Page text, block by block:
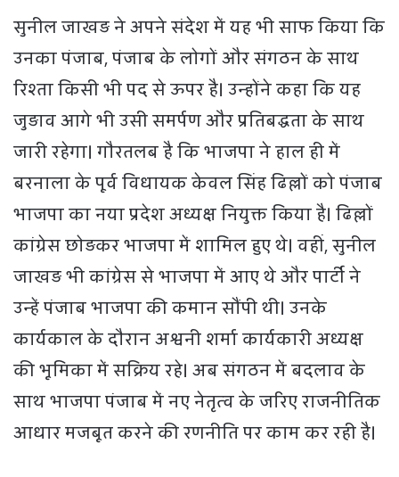
सुनील जाखड़ ने अपने संदेश में यह भी साफ किया कि
उनका पंजाब, पंजाब के लोगों और संगठन के साथ
रिश्ता किसी भी पद से ऊपर है। उन्होंने कहा कि यह
जुड़ाव आगे भी उसी समर्पण और प्रतिबद्धता के साथ
जारी रहेगा। गौरतलब है कि भाजपा ने हाल ही में
बरनाला के पूर्व विधायक केवल सिंह ढिल्लों को पंजाब
भाजपा का नया प्रदेश अध्यक्ष नियुक्त किया है। ढिल्लों
कांग्रेस छोड़कर भाजपा में शामिल हुए थे। वहीं, सुनील
जाखड़ भी कांग्रेस से भाजपा में आए थे और पार्टी ने
उन्हें पंजाब भाजपा की कमान सौंपी थी। उनके
कार्यकाल के दौरान अश्वनी शर्मा कार्यकारी अध्यक्ष
की भूमिका में सक्रिय रहे। अब संगठन में बदलाव के
साथ भाजपा पंजाब में नए नेतृत्व के जरिए राजनीतिक
आधार मजबूत करने की रणनीति पर काम कर रही है।